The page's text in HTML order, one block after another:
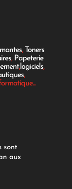
, Toners
, Papeterie
,logiciels,
,
sont
aux